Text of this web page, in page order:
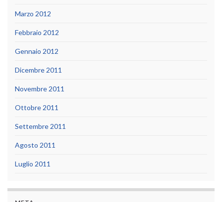
Marzo 2012
Febbraio 2012
Gennaio 2012
Dicembre 2011
Novembre 2011
Ottobre 2011
Settembre 2011
Agosto 2011
Luglio 2011